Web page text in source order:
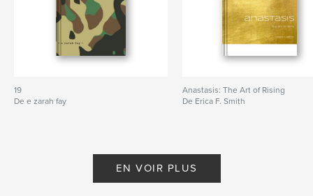
19
De e zarah fay
Anastasis: The Art of Rising
De Erica F. Smith
EN VOIR PLUS